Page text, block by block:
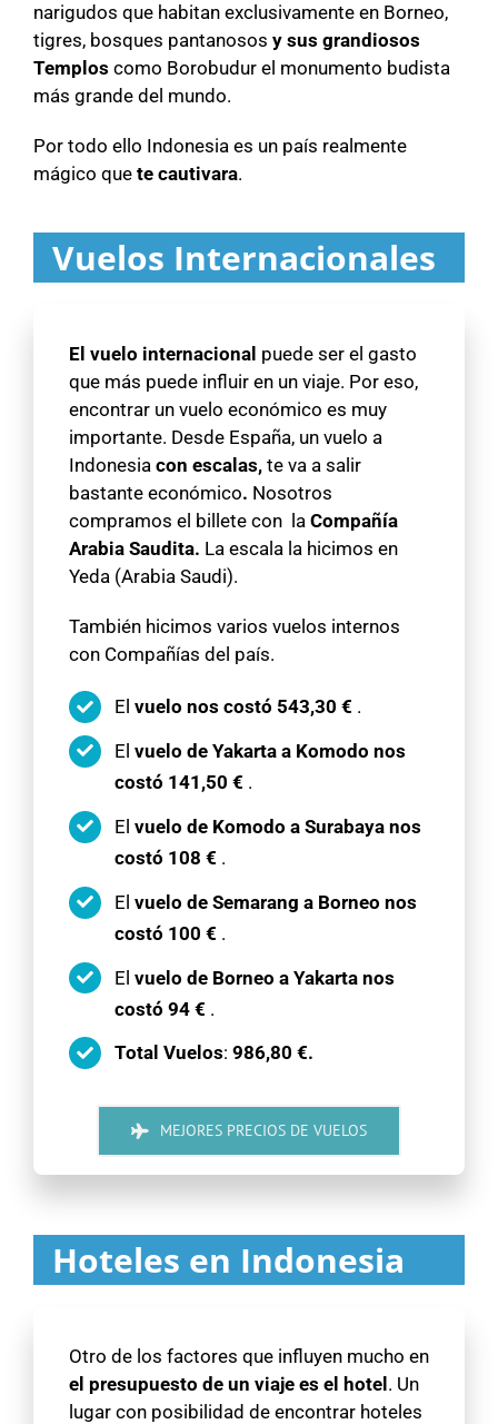
narigudos que habitan exclusivamente en Borneo,
tigres, bosques pantanosos y sus grandiosos
Templos como Borobudur el monumento budista
más grande del mundo.
Por todo ello Indonesia es un país realmente
mágico que te cautivara.
Vuelos Internacionales
El vuelo internacional puede ser el gasto
que más puede influir en un viaje. Por eso,
encontrar un vuelo económico es muy
importante. Desde España, un vuelo a
Indonesia con escalas, te va a salir
bastante económico. Nosotros
compramos el billete con la Compañía
Arabia Saudita. La escala la hicimos en
Yeda (Arabia Saudi).
También hicimos varios vuelos internos
con Compañías del país.
El vuelo nos costó 543,30 € .
El vuelo de Yakarta a Komodo nos
costó 141,50 € .
El vuelo de Komodo a Surabaya nos
costó 108 € .
El vuelo de Semarang a Borneo nos
costó 100 € .
El vuelo de Borneo a Yakarta nos
costó 94 € .
Total Vuelos: 986,80 €.
MEJORES PRECIOS DE VUELOS
Hoteles en Indonesia
Otro de los factores que influyen mucho en
el presupuesto de un viaje es el hotel. Un
lugar con posibilidad de encontrar hoteles